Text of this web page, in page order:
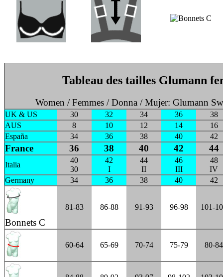
Tableau des tailles Glumann
Women / Femmes / Donna / Mujer: Glumann
UK & US 30 32 34 36
38
AUS
8 10 12 14
16
España
34 36 38 40 42
France 36 38 40 42 44
Italia
40
30
42
I
44
II
46
III
48
IV
Germany
34 36 38 40 42
Bonnets C
81-83 86-88 91-93 96-98 101-
60-64 65-69 70-74 75-79 80-84